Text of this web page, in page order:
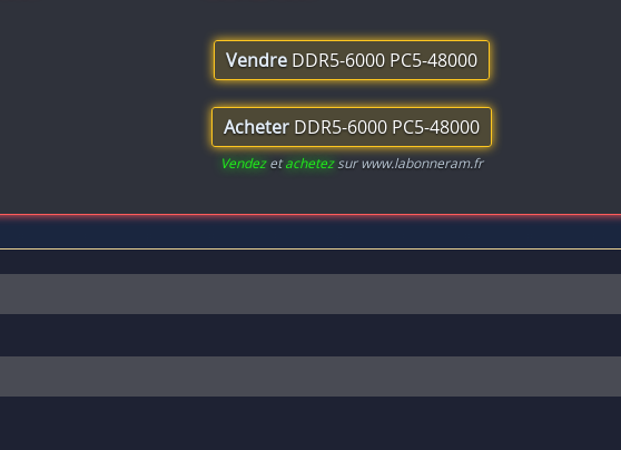
Vendre DDR5-6000 PC5-48000
Acheter DDR5-6000 PC5-48000
Vendezetachetezsur www.labonneram.fr